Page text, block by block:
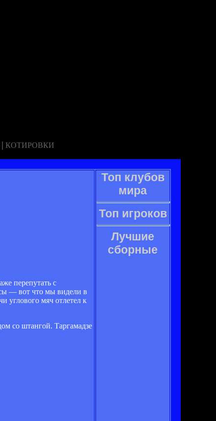
| КОТИРОВКИ
перепутать с
— вот что мы видели в
углового мяч отлетел к
со штангой. Таргамадзе
Топ клубов
мира
Топ игроков
Лучшие
сборные